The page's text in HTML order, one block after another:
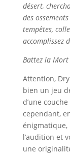
désert,
des
tempêtes,
accomplissez
Battez la Mort
Attention,
bien un jeu
d’une
cependant,
énigmatique,
l’audition et
une